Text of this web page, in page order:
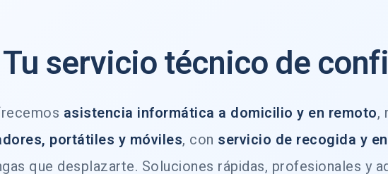
Tu servicio técnico de
asistencia informática a domicilio y en remoto,
portátiles y móviles, con servicio de recogida y
que desplazarte. Soluciones rápidas, profesionales y